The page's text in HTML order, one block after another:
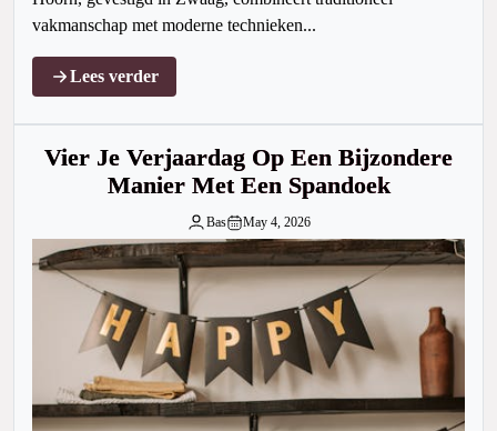
vakmanschap met moderne technieken...
Lees verder
Vier Je Verjaardag Op Een Bijzondere
Manier Met Een Spandoek
Bas May 4, 2026